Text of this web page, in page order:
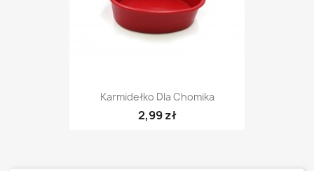
Karmidełko Dla Chomika
2,99 zł